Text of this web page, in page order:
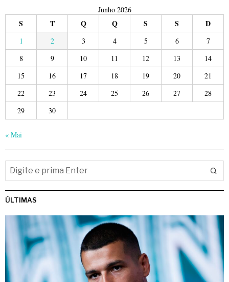
Junho 2026
S T Q Q S S D
1 2 3 4 5 6
7
8
9 10 11 12 13
14
15
16 17 18 19 20
21
22
23 24 25 26 27
28
29
30
« Mai
ÚLTIMAS